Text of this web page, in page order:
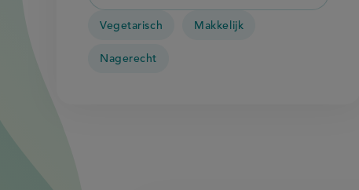
Vegetarisch Makkelijk
Nagerecht